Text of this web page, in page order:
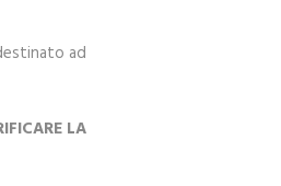
ad
LA